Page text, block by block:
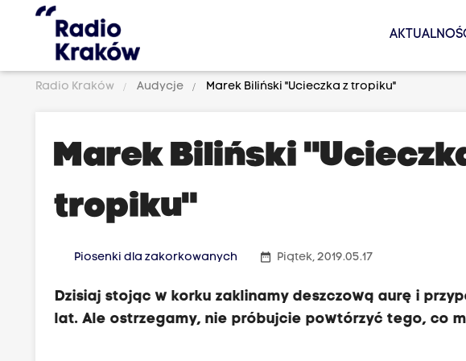
Radio Kraków Audycje Marek Biliński "Ucieczka z tropiku"
Marek Biliński
tropiku"
Piosenki dla zakorkowanych date_range Piątek, 2019.05.17
Dzisiaj stojąc w korku zaklinamy deszczową aurę i
lat. Ale ostrzegamy, nie próbujcie powtórzyć tego, co